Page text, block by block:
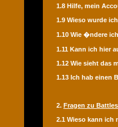
1.8 Hilfe, mein
1.9 Wieso wurde
1.10 Wie �ndere
1.11 Kann ich hier
1.12 Wie sieht das
1.13 Ich hab einen
2. Fragen zu
2.1 Wieso kann ich